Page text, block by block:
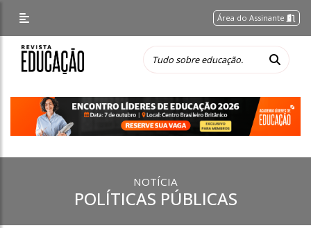
Área do Assinante
NOTÍCIA
POLÍTICAS PÚBLICAS